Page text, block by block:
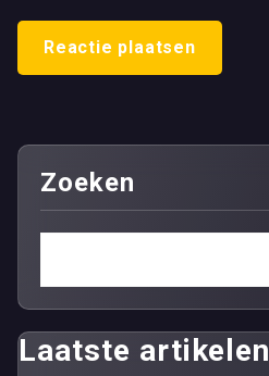
Zoeken
Laatste artikelen